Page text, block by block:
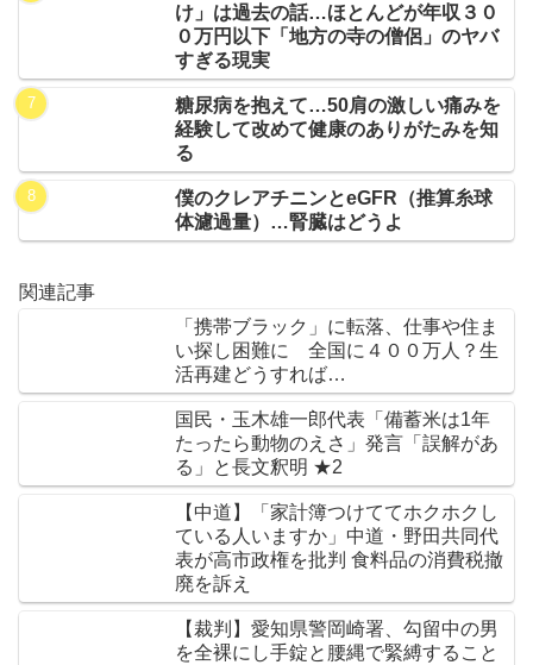
け」は過去の話…ほとんどが年収３０
０万円以下「地方の寺の僧侶」のヤバ
すぎる現実
糖尿病を抱えて…50肩の激しい痛みを
経験して改めて健康のありがたみを知
る
僕のクレアチニンとeGFR（推算糸球
体濾過量）…腎臓はどうよ
関連記事
「携帯ブラック」に転落、仕事や住ま
い探し困難に 全国に４００万人？生
活再建どうすれば…
国民・玉木雄一郎代表「備蓄米は1年
たったら動物のえさ」発言「誤解があ
る」と長文釈明 ★2
【中道】「家計簿つけててホクホクし
ている人いますか」中道・野田共同代
表が高市政権を批判 食料品の消費税撤
廃を訴え
【裁判】愛知県警岡崎署、勾留中の男
を全裸にし手錠と腰縄で緊縛すること